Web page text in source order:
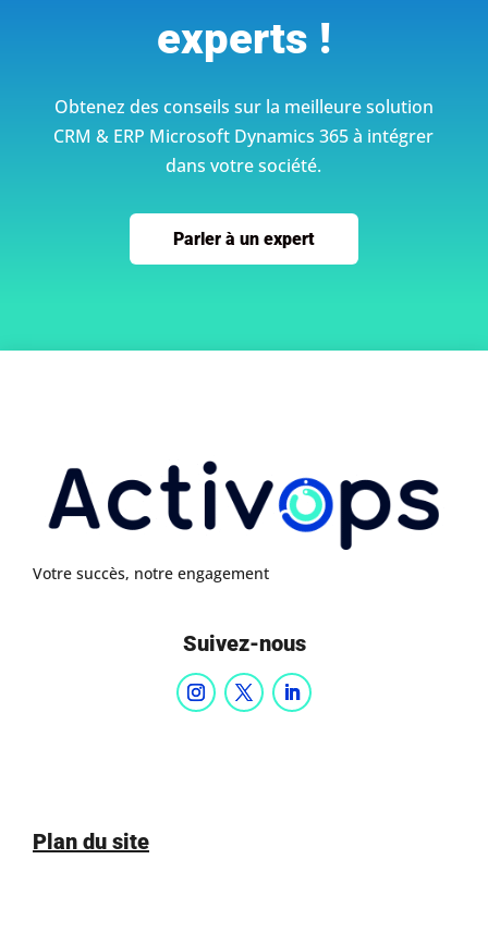
experts !
Obtenez des conseils sur la meilleure solution
CRM & ERP Microsoft Dynamics 365 à intégrer
dans votre société.
Parler à un expert
Votre succès, notre engagement
Suivez-nous
Plan du site